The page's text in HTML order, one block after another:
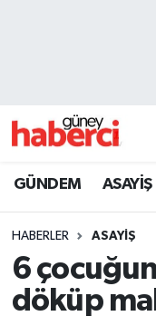
GÜNDEM ASAYİŞ
HABERLER ASAYİŞ
6
döküp
Beyoğlu
Son Dakika
Haber Arşivi